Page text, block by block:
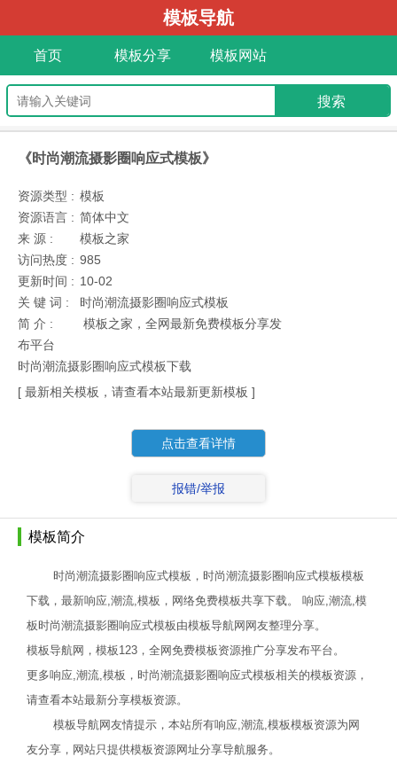
模板导航
首页 模板分享 模板网站
《时尚潮流摄影圈响应式模板》
资源类型 : 模板
资源语言 : 简体中文
来 源 :
模板之家
访问热度 : 985
更新时间 : 10-02
关 键 词 :
时尚潮流摄影圈响应式模板
简 介 :
模板之家，全网最新免费模板分享发
布平台
时尚潮流摄影圈响应式模板下载
[ 最新相关模板，请查看本站最新更新模板 ]
点击查看详情
报错/举报
模板简介
时尚潮流摄影圈响应式模板，时尚潮流摄影圈响应式模板模板
下载，最新响应,潮流,模板，网络免费模板共享下载。 响应,潮流,模
板时尚潮流摄影圈响应式模板由模板导航网网友整理分享。
模板导航网，模板123，全网免费模板资源推广分享发布平台。
更多响应,潮流,模板，时尚潮流摄影圈响应式模板相关的模板资源，
请查看本站最新分享模板资源。
模板导航网友情提示，本站所有响应,潮流,模板模板资源为网
友分享，网站只提供模板资源网址分享导航服务。